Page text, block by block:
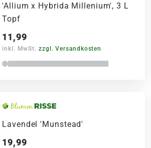
'Allium x Hybrida Millenium', 3 L
Topf
11,99
inkl. MwSt. zzgl. Versandkosten
Lavendel 'Munstead'
19,99